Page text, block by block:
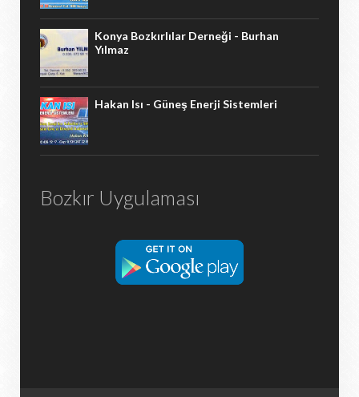
Konya Bozkırlılar Derneği - Burhan
Yılmaz
Hakan Isı - Güneş Enerji Sistemleri
Bozkır Uygulaması